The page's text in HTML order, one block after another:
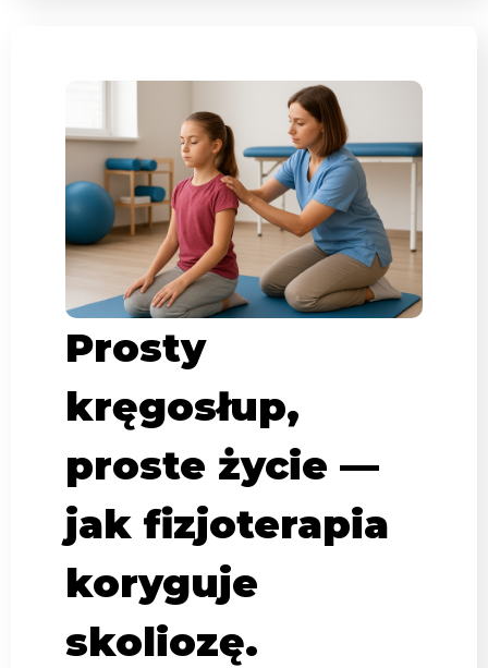
Prosty
kręgosłup,
proste życie —
jak fizjoterapia
koryguje
skoliozę.